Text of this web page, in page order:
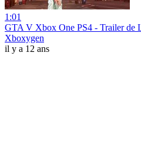
1:01
GTA V Xbox One PS4 - Trailer de
Xboxygen
il y a 12 ans